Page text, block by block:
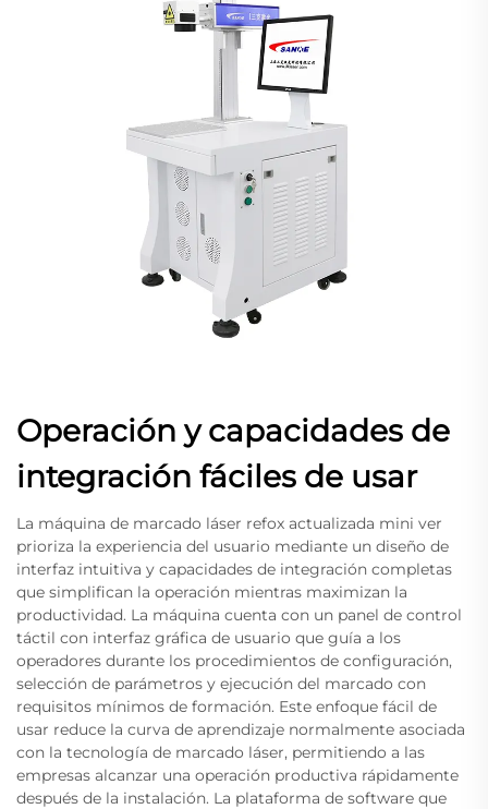
Operación y capacidades de
integración fáciles de usar
La máquina de marcado láser refox actualizada mini ver
prioriza la experiencia del usuario mediante un diseño de
interfaz intuitiva y capacidades de integración completas
que simplifican la operación mientras maximizan la
productividad. La máquina cuenta con un panel de control
táctil con interfaz gráfica de usuario que guía a los
operadores durante los procedimientos de configuración,
selección de parámetros y ejecución del marcado con
requisitos mínimos de formación. Este enfoque fácil de
usar reduce la curva de aprendizaje normalmente asociada
con la tecnología de marcado láser, permitiendo a las
empresas alcanzar una operación productiva rápidamente
después de la instalación. La plataforma de software que